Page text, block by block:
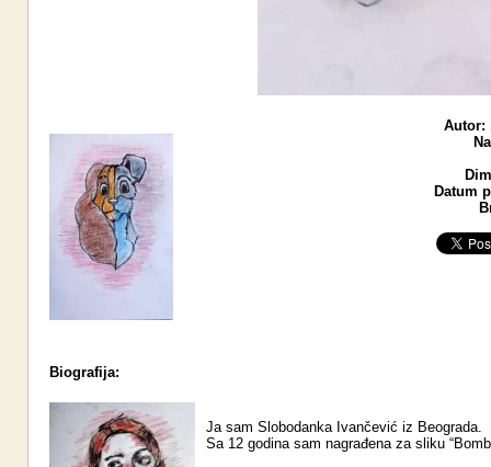
Autor:
Datum
Biografija:
Ja sam Slobodanka Ivančević iz Beograda.
Sa 12 godina sam nagrađena za sliku